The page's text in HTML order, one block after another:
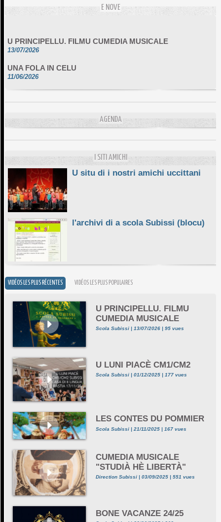
E NOVE
13/07/2026
11/06/2026
DA SCIMULÌ
AGENDA
I SITI AMICHI
U situ di i nostri amichi uccittani
l'archivi di a scola Subissi (blocu)
VIDÉOS LES PLUS RÉCENTES VIDÉOS LES PLUS POPULAIRES
U PRINCIPELLU. FILMU
CUMEDIA MUSICALE
Scola Subissi | 13/07/2026 | 95 vues
U LUNI PIACÈ CM1/CM2
Scola Subissi | 01/12/2025 | 177 vues
LES CONTES DU POMMIER
Scola Subissi | 21/11/2025 | 167 vues
CUMEDIA MUSICALE
"STUDIÀ HÈ LIBERTÀ"
Direction Subissi | 03/09/2025 | 551 vues
BONE VACANZE 24/25